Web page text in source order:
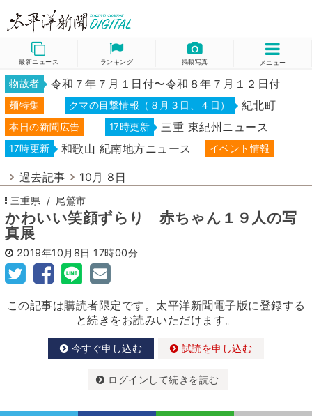
最新ニュース ランキング 掲載写真 メニュー
物故者 令和７年７月１日付〜令和８年７月１２日付
麺特集 クマの目撃情報（８月３日、４日） 紀北町
本日の新聞広告 17時更新 三重 東紀州ニュース
17時更新 和歌山 紀南地方ニュース イベント情報
過去記事 10月 8日
三重県 尾鷲市
かわいい笑顔ずらり 赤ちゃん１９人の写
真展
2019年10月8日 17時00分
この記事は購読者限定です。太平洋新聞電子版に登録する
と続きをお読みいただけます。
今すぐ申し込む 試読を申し込む
ログインして続きを読む